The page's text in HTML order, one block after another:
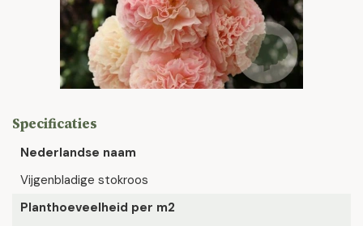
Specificaties
Nederlandse naam
Vijgenbladige stokroos
Planthoeveelheid per m2